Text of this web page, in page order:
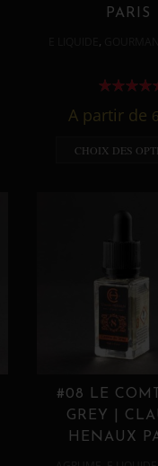
PARIS
,
A partir de
CHOIX DES
#08 LE
GREY |
HENAUX